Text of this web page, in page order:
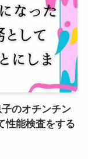
のオチンチン
性能検査をする